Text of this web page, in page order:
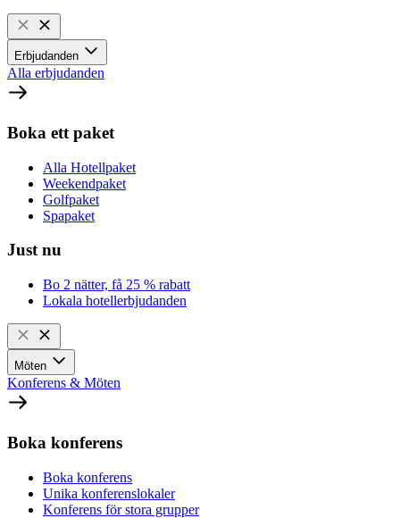
Erbjudanden
Alla erbjudanden
Boka ett paket
Alla Hotellpaket
Weekendpaket
Golfpaket
Spapaket
Just nu
Bo 2 nätter, få 25 % rabatt
Lokala hotellerbjudanden
Möten
Konferens & Möten
Boka konferens
Boka konferens
Unika konferenslokaler
Konferens för stora grupper